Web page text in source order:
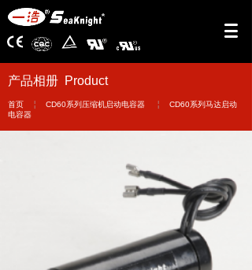
产品相册 Product
首页 ￤ CD60系列压缩机启动电容器 ￤
CD60系列马达启动
电容器